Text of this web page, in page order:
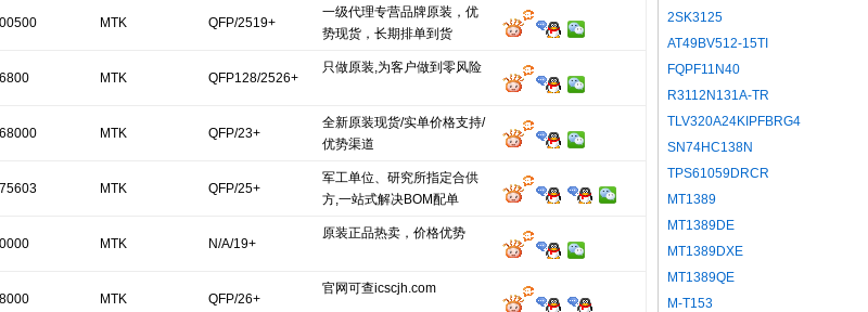
MTK QFP/2519+
一级代理专营品牌原装，优
势现货，长期排单到货
MTK QFP128/2526+
只做原装,为客户做到零风险
MTK QFP/23+
全新原装现货/实单价格支持/
优势渠道
MTK QFP/25+
军工单位、研究所指定合供
方,一站式解决BOM配单
MTK N/A/19+
原装正品热卖，价格优势
MTK QFP/26+
官网可查icscjh.com
2SK3125
AT49BV512-15TI
FQPF11N40
R3112N131A-TR
TLV320A24KIPFBRG4
SN74HC138N
TPS61059DRCR
MT1389
MT1389DE
MT1389DXE
MT1389QE
M-T153